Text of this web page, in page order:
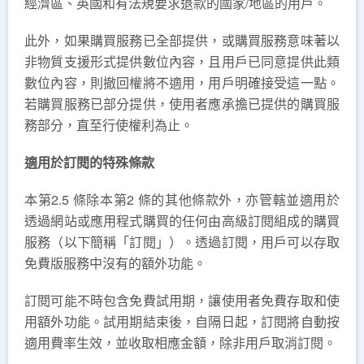
此外，如果購買服務已全部提供，或購買服務意味著以
非物質支援形式提供數位內容，且用戶已同意提供此類
數位內容，則撤回權將不適用，用戶明確接受這一點。
若購買服務已部分提供，使用者應承擔已提供的購買服
務部分，直至行使權利為止。
適用於訂閱的特殊條款
本第2.5 條除本第2 條的其他條款外，亦管轄並適用於
透過網站或應用程式購買的任何由高級訂閱組成的購買
服務（以下簡稱「訂閱」）。透過訂閱，用戶可以存取
免費版服務中沒有的額外功能。
訂閱可能不時包含免費試用期，讓使用者免費存取和使
用額外功能。試用期結束後，自隔日起，訂閱將自動按
適用費率生效，並收取相應金額，除非用戶取消訂閱。